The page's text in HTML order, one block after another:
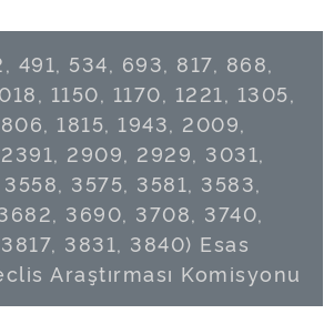
491, 534, 693, 817, 868,
1150, 1170, 1221, 1305,
1815, 1943, 2009,
2909, 2929, 3031,
3575, 3581, 3583,
3690, 3708, 3740,
3831, 3840) Esas
Araştırması Komisyonu